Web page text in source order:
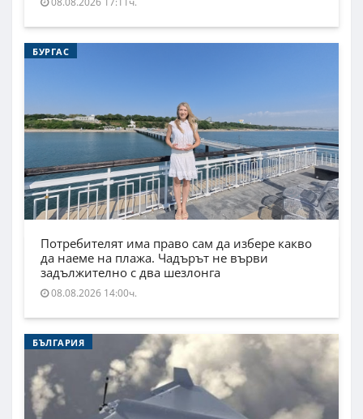
БУРГАС
Потребителят има право сам да избере какво
да наеме на плажа. Чадърът не върви
задължително с два шезлонга
08.08.2026 14:00ч.
БЪЛГАРИЯ